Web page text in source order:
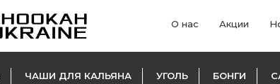
О нас Акции
ЧАШИ ДЛЯ КАЛЬЯНА УГОЛЬ БОНГИ